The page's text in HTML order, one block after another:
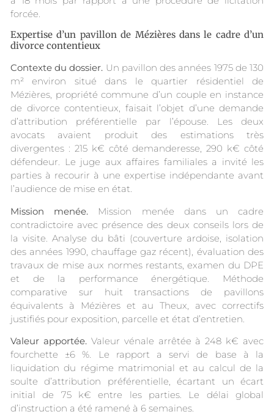
forcée.
Expertise d’un pavillon de Mézières dans le cadre d’un
divorce contentieux
Contexte du dossier. Un pavillon des années 1975 de 130
m² environ situé dans le quartier résidentiel de
Mézières, propriété commune d’un couple en instance
de divorce contentieux, faisait l’objet d’une demande
d’attribution préférentielle par l’épouse. Les deux
avocats avaient produit des estimations très
divergentes : 215 k€ côté demanderesse, 290 k€ côté
défendeur. Le juge aux affaires familiales a invité les
parties à recourir à une expertise indépendante avant
l’audience de mise en état.
Mission menée. Mission menée dans un cadre
contradictoire avec présence des deux conseils lors de
la visite. Analyse du bâti (couverture ardoise, isolation
des années 1990, chauffage gaz récent), évaluation des
travaux de mise aux normes restants, examen du DPE
et de la performance énergétique. Méthode
comparative sur huit transactions de pavillons
équivalents à Mézières et au Theux, avec correctifs
justifiés pour exposition, parcelle et état d’entretien.
Valeur apportée.Valeur vénale arrêtée à 248 k€ avec
fourchette ±6 %. Le rapport a servi de base à la
liquidation du régime matrimonial et au calcul de la
soulte d’attribution préférentielle, écartant un écart
initial de 75 k€ entre les parties. Le délai global
d’instruction a été ramené à 6 semaines.